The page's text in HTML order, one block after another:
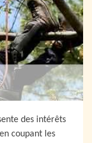
des intérêts
coupant les